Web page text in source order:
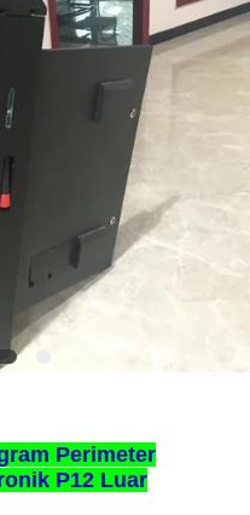
Perimeter
P12 Luar